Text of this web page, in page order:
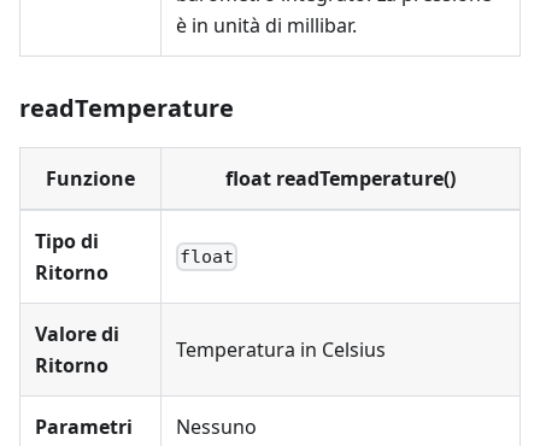
è in unità di millibar.
readTemperature
Funzione float readTemperature()
Tipo di
Ritorno
float
Valore di
Ritorno
Temperatura in Celsius
Parametri Nessuno